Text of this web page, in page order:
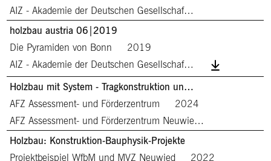
AIZ - Akademie der Deutschen Gesellschaf…
holzbau austria 06|2019
Die Pyramiden von Bonn
2019
AIZ - Akademie der Deutschen Gesellschaf…
Holzbau mit System - Tragkonstruktion un…
AFZ Assessment- und Förderzentrum
2024
AFZ Assessment- und Förderzentrum Neuwie…
Holzbau: Konstruktion-Bauphysik-Projekte
Projektbeispiel WfbM und MVZ Neuwied
2022